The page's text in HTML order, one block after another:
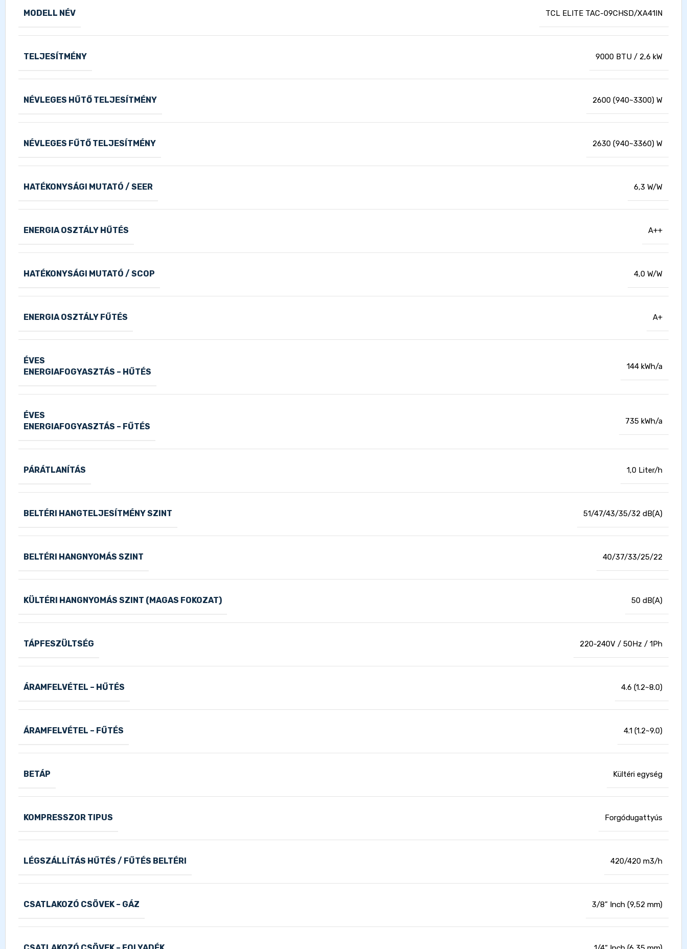
MODELL NÉV TCL ELITE TAC-09CHSD/XA41IN
TELJESÍTMÉNY 9000 BTU / 2,6 kW
NÉVLEGES HŰTŐ TELJESÍTMÉNY 2600 (940~3300) W
NÉVLEGES FŰTŐ TELJESÍTMÉNY 2630 (940~3360) W
HATÉKONYSÁGI MUTATÓ / SEER 6,3 W/W
ENERGIA OSZTÁLY HŰTÉS A++
HATÉKONYSÁGI MUTATÓ / SCOP 4,0 W/W
ENERGIA OSZTÁLY FŰTÉS A+
ÉVES
ENERGIAFOGYASZTÁS – HŰTÉS
144 kWh/a
ÉVES
ENERGIAFOGYASZTÁS – FŰTÉS
735 kWh/a
PÁRÁTLANÍTÁS 1,0 Liter/h
BELTÉRI HANGTELJESÍTMÉNY SZINT 51/47/43/35/32 dB(A)
BELTÉRI HANGNYOMÁS SZINT 40/37/33/25/22
KÜLTÉRI HANGNYOMÁS SZINT (MAGAS FOKOZAT) 50 dB(A)
TÁPFESZÜLTSÉG 220-240V / 50Hz / 1Ph
ÁRAMFELVÉTEL – HŰTÉS 4.6 (1.2~8.0)
ÁRAMFELVÉTEL – FŰTÉS 4.1 (1.2~9.0)
BETÁP Kültéri egység
KOMPRESSZOR TIPUS Forgódugattyús
LÉGSZÁLLÍTÁS HŰTÉS / FŰTÉS BELTÉRI 420/420 m3/h
CSATLAKOZÓ CSÖVEK – GÁZ 3/8” Inch (9,52 mm)